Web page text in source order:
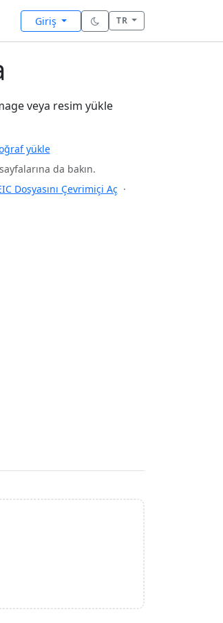
Giriş TR
veya resim yükle
yükle
da bakın.
Dosyasını Çevrimiçi Aç ·